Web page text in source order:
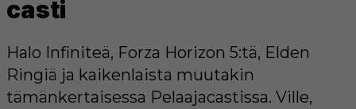
casti
Halo Infiniteä, Forza Horizon 5:tä, Elden
Ringiä ja kaikenlaista muutakin
tämänkertaisessa Pelaajacastissa. Ville,